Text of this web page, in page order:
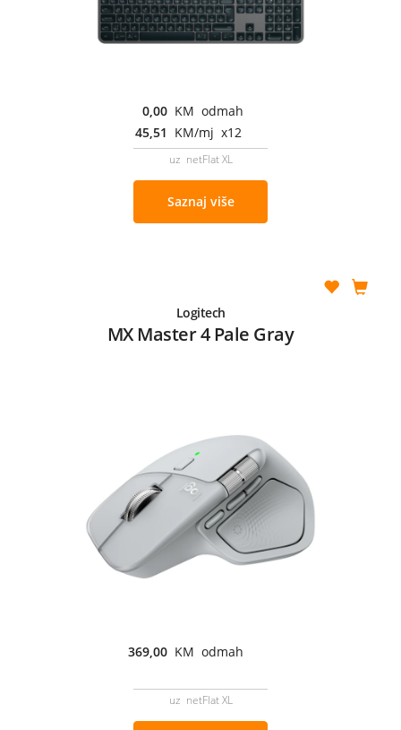
0,00 KM odmah
45,51 KM/mj x12
uz netFlat XL
Saznaj više
Logitech
MX Master 4 Pale Gray
369,00 KM odmah
uz netFlat XL